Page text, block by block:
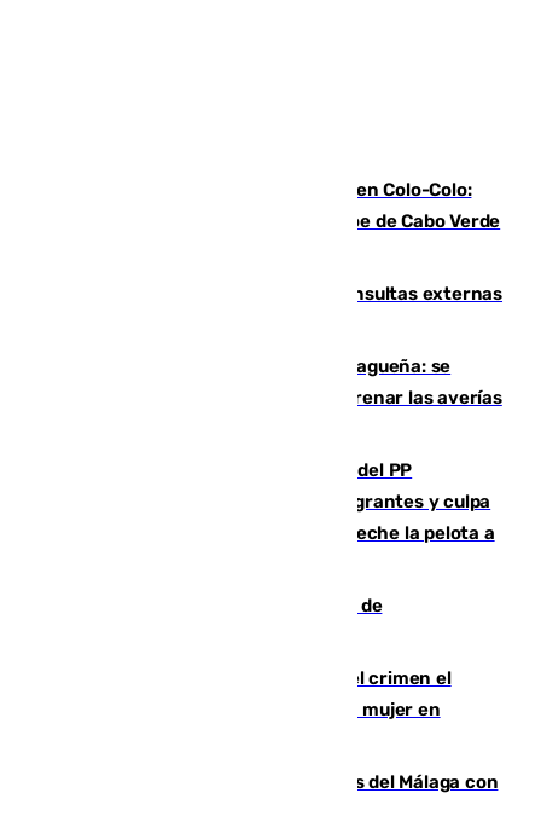
Vozinha, recibido como una estrella en Colo-Colo:
casi 30.000 aficionados arropan al héroe de Cabo Verde
Vithas Málaga crece en cirugías, consultas externas
Mejoras del agua en la Axarquía malagueña: se
sustituye una tubería de 50 años para frenar las averías
Bendodo asegura que los gobiernos del PP
"cumplirán la ley" sobre los menores migrantes y culpa
al Gobierno por "inestabilidad": "Que no eche la pelota a
Una ONG malagueña ganará un año de
Confiesa en un diario ser el autor del crimen el
hombre en prisión por asesinato de una mujer en
Juanpe vuelve a los entrenamientos del Málaga con